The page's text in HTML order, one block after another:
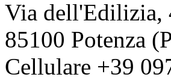
Via dell'Edilizia,
85100 Potenza
Cellulare +39